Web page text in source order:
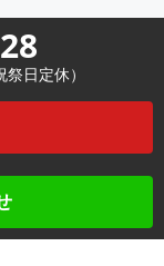
日定休）